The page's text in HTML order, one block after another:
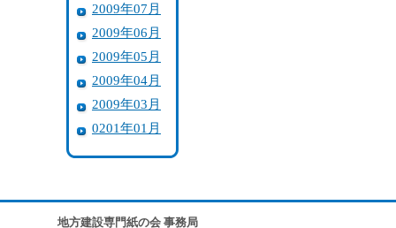
2009年07月
2009年06月
2009年05月
2009年04月
2009年03月
0201年01月
地方建設専門紙の会 事務局